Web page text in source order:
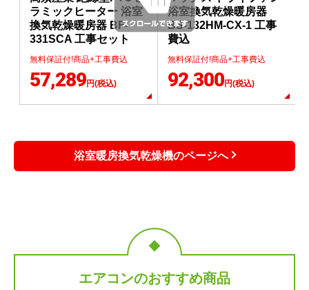
ラミックヒーター 浴室
換気乾燥暖房器 BF-
331SCA 工事セット
無料保証付!商品+工事費込
57,289円(税込)
浴室換気乾燥暖房器
BS-132HM-CX-1 工事
費込
無料保証付!商品+工事費込
92,300円(税込)
浴室暖房換気乾燥機のページへ
エアコンのおすすめ商品